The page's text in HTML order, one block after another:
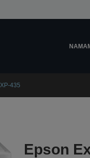
435
Epson